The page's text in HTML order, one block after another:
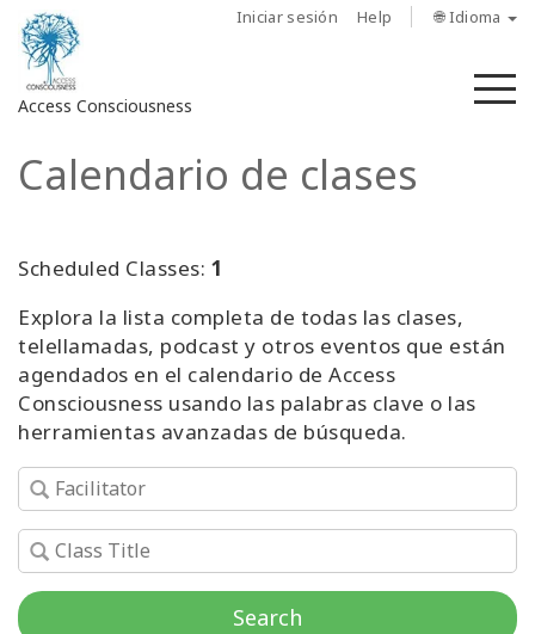
Iniciar sesión Help 🌐 Idioma
Access Consciousness
Iniciar
su
Sobre
nosotros
Las
de
Access
Regiones
Calendario de clases
Scheduled Classes: 1
Explora la lista completa de todas las clases,
telellamadas, podcast y otros eventos que están
agendados en el calendario de Access
Consciousness usando las palabras clave o las
herramientas avanzadas de búsqueda.
Search